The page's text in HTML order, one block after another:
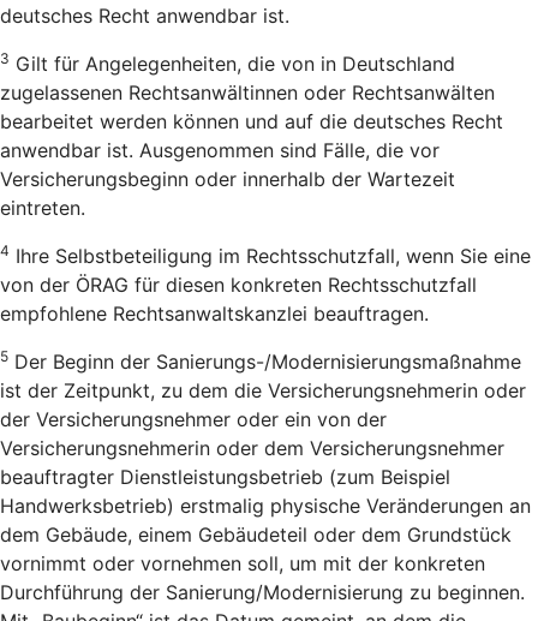
deutsches Recht anwendbar ist.
3 Gilt für Angelegenheiten, die von in Deutschland
zugelassenen Rechtsanwältinnen oder Rechtsanwälten
bearbeitet werden können und auf die deutsches Recht
anwendbar ist. Ausgenommen sind Fälle, die vor
Versicherungsbeginn oder innerhalb der Wartezeit
eintreten.
4 Ihre Selbstbeteiligung im Rechtsschutzfall, wenn Sie eine
von der ÖRAG für diesen konkreten Rechtsschutzfall
empfohlene Rechtsanwaltskanzlei beauftragen.
5 Der Beginn der Sanierungs-/Modernisierungsmaßnahme
ist der Zeitpunkt, zu dem die Versicherungsnehmerin oder
der Versicherungsnehmer oder ein von der
Versicherungsnehmerin oder dem Versicherungsnehmer
beauftragter Dienstleistungsbetrieb (zum Beispiel
Handwerksbetrieb) erstmalig physische Veränderungen an
dem Gebäude, einem Gebäudeteil oder dem Grundstück
vornimmt oder vornehmen soll, um mit der konkreten
Durchführung der Sanierung/Modernisierung zu beginnen.